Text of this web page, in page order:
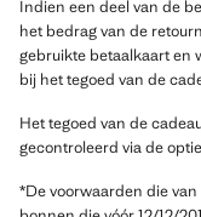
Indien een deel van de
het bedrag van de
gebruikte betaalkaart en
bij het tegoed van de
Het tegoed van de
gecontroleerd via de
*De voorwaarden die